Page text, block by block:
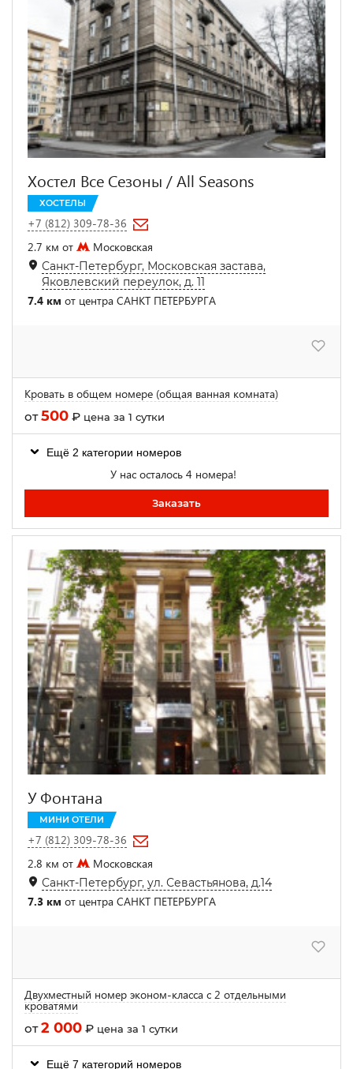
Хостел Все Сезоны / All Seasons
ХОСТЕЛЫ
+7 (812) 309-78-36
2.7 км от
Московская
Санкт-Петербург, Московская застава,
Яковлевский переулок, д. 11
7.4 км от центра САНКТ ПЕТЕРБУРГА
Кровать в общем номере (общая ванная комната)
от500 ₽ цена за 1 сутки
Ещё 2 категории номеров
У нас осталось 4 номера!
Заказать
У Фонтана
МИНИ ОТЕЛИ
+7 (812) 309-78-36
2.8 км от
Московская
Санкт-Петербург, ул. Севастьянова, д.14
7.3 км от центра САНКТ ПЕТЕРБУРГА
Двухместный номер эконом-класса с 2 отдельными
кроватями
от2 000 ₽ цена за 1 сутки
Ещё 7 категорий номеров